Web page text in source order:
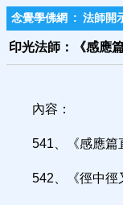
念覺學佛網 : 法師開
印光法師：《感應
內容：
541、《感應篇
542、《徑中徑